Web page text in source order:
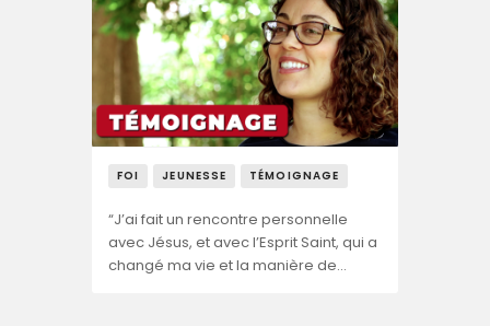
FOI JEUNESSE TÉMOIGNAGE
“J’ai fait un rencontre personnelle
avec Jésus, et avec l’Esprit Saint, qui a
changé ma vie et la manière de…